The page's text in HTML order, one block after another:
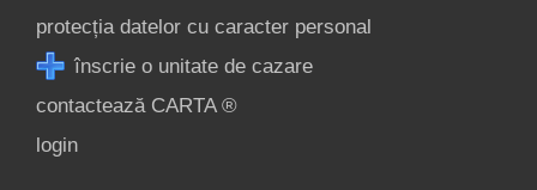
protecția datelor cu caracter personal
înscrie o unitate de cazare
contactează CARTA ®
login